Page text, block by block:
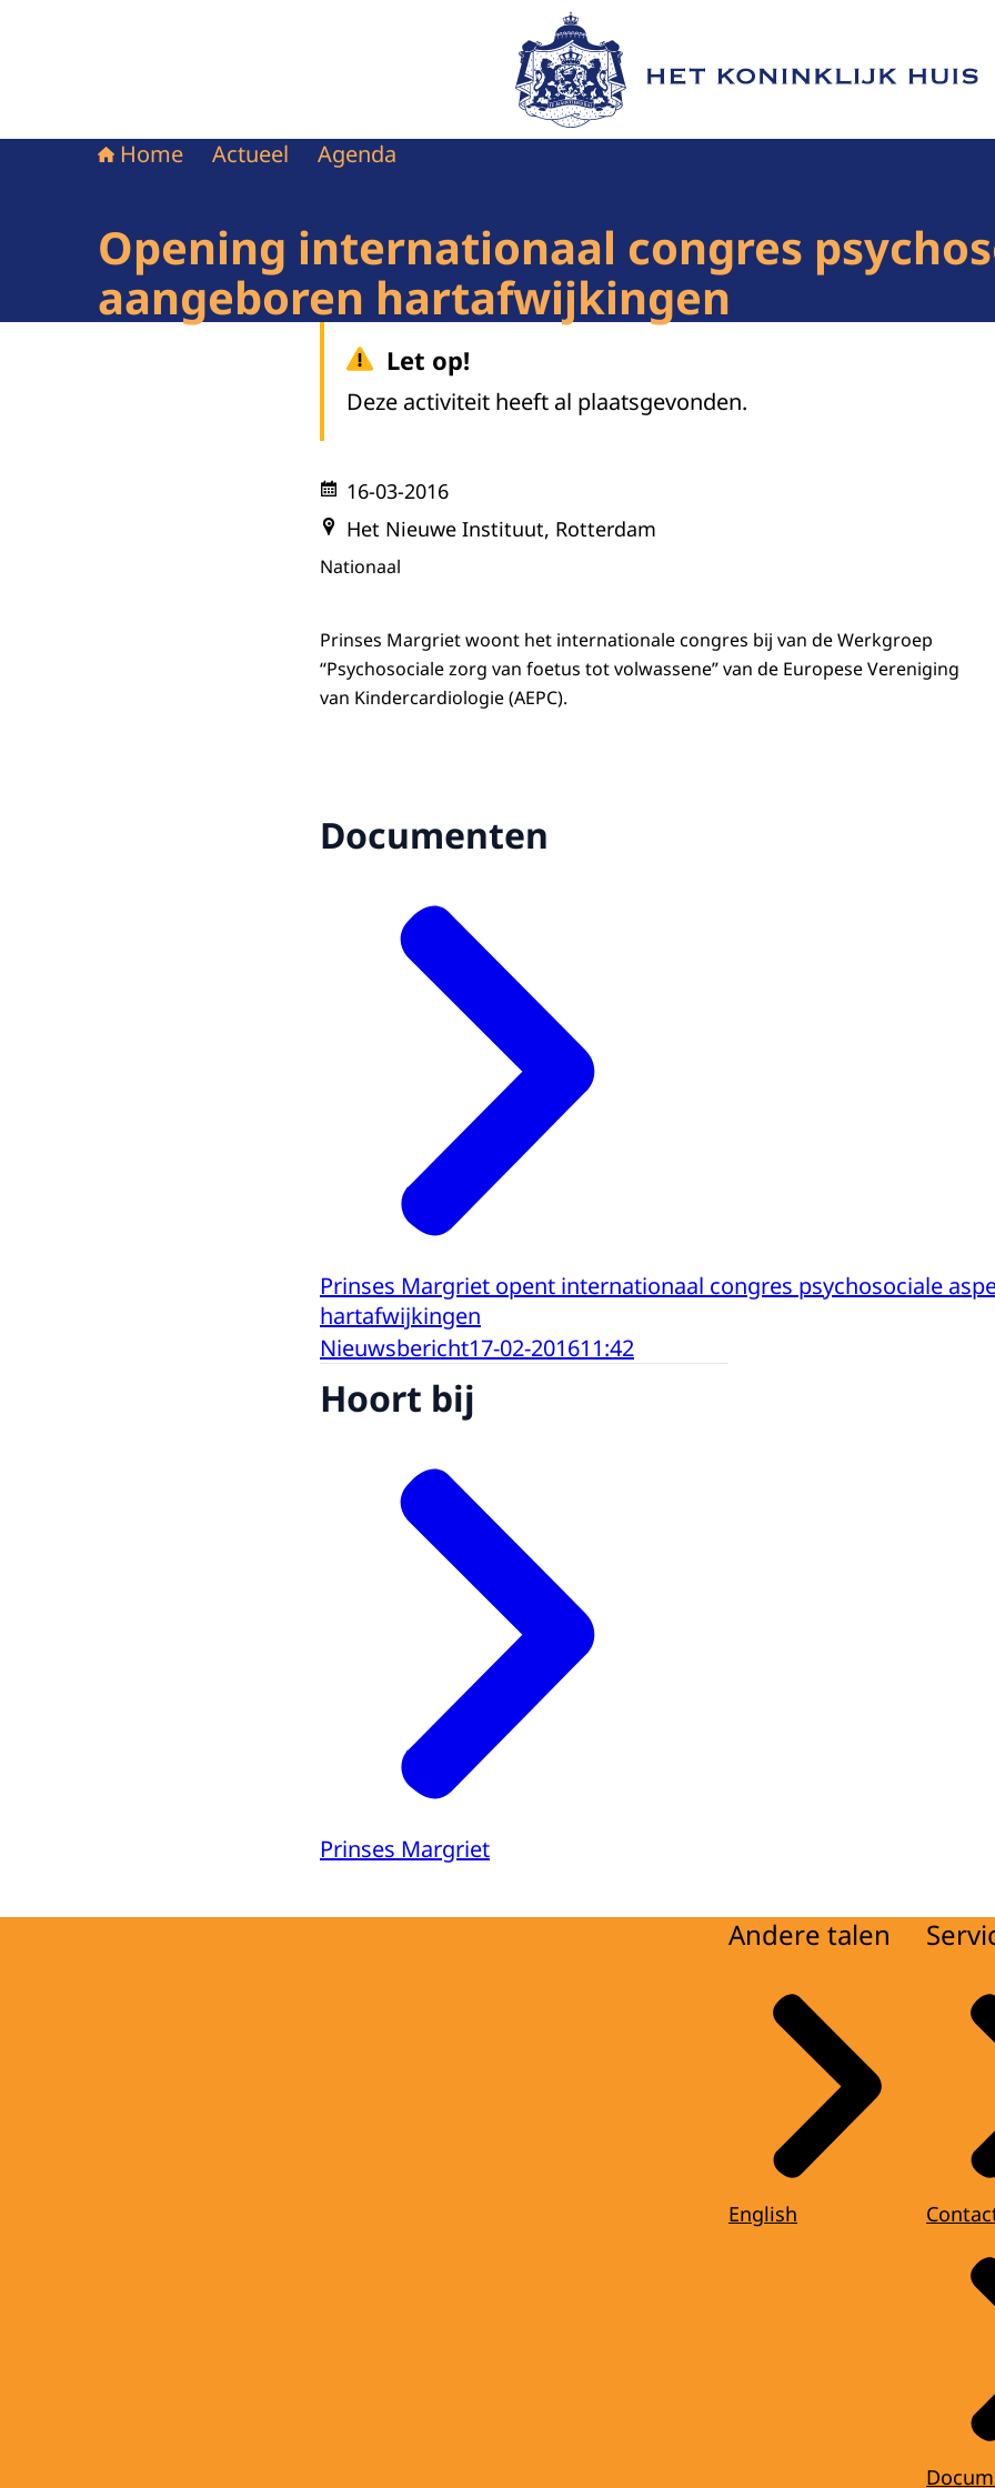
Naar de homepage van Het Koninklijk Huis
Home Actueel Agenda
Opening internationaal congres
aangeboren hartafwijkingen
Let op!
Deze activiteit heeft al plaatsgevonden.
16-03-2016
Het Nieuwe Instituut, Rotterdam
Nationaal
Prinses Margriet woont het internationale congres bij van de Werkgroep
“Psychosociale zorg van foetus tot volwassene” van de Europese Vereniging
van Kindercardiologie (AEPC).
Documenten
Prinses Margriet opent internationaal congres psychosociale
hartafwijkingen
Nieuwsbericht17-02-201611:42
Hoort bij
Prinses Margriet
Andere talen
English